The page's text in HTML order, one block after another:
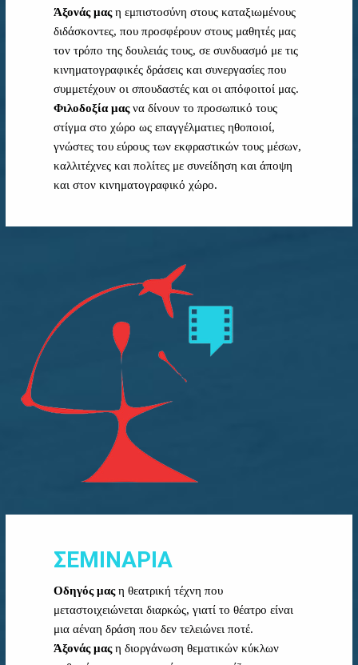
Άξονάς μαςη εμπιστοσύνη στους καταξιωμένους
διδάσκοντες, που προσφέρουν στους μαθητές μας
τον τρόπο της δουλειάς τους, σε συνδυασμό με τις
κινηματογραφικές δράσεις και συνεργασίες που
συμμετέχουν οι σπουδαστές και οι απόφοιτοί μας.
Φιλοδοξία μαςνα δίνουν το προσωπικό τους
στίγμα στο χώρο ως επαγγέλματιες ηθοποιοί,
γνώστες του εύρους των εκφραστικών τους μέσων,
καλλιτέχνες και πολίτες με συνείδηση και άποψη
και στον κινηματογραφικό χώρο.
ΣΕΜΙΝΑΡΙΑ
Οδηγός μαςη θεατρική τέχνη που
μεταστοιχειώνεται διαρκώς, γιατί το θέατρο είναι
μια αέναη δράση που δεν τελειώνει ποτέ.
Άξονάς μαςη διοργάνωση θεματικών κύκλων